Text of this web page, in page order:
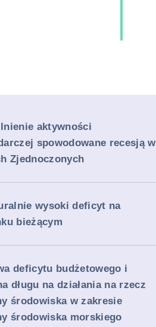
aktywności
spowodowane recesją w
Zjednoczonych
wysoki deficyt na
bieżącym
deficytu budżetowego i
długu na działania na rzecz
środowiska w zakresie
środowiska morskiego